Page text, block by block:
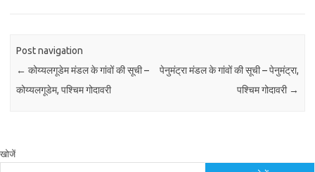
Post navigation
← कोय्यलगूडेम मंडल के गांवों की सूची –
कोय्यलगूडेम, पश्चिम गोदावरी
पेनुमंट्रा मंडल के गांवों की सूची – पेनुमंट्रा,
पश्चिम गोदावरी →
खोजें